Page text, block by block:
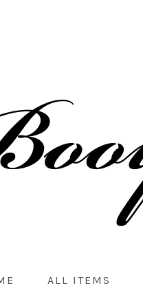
ALL ITEMS